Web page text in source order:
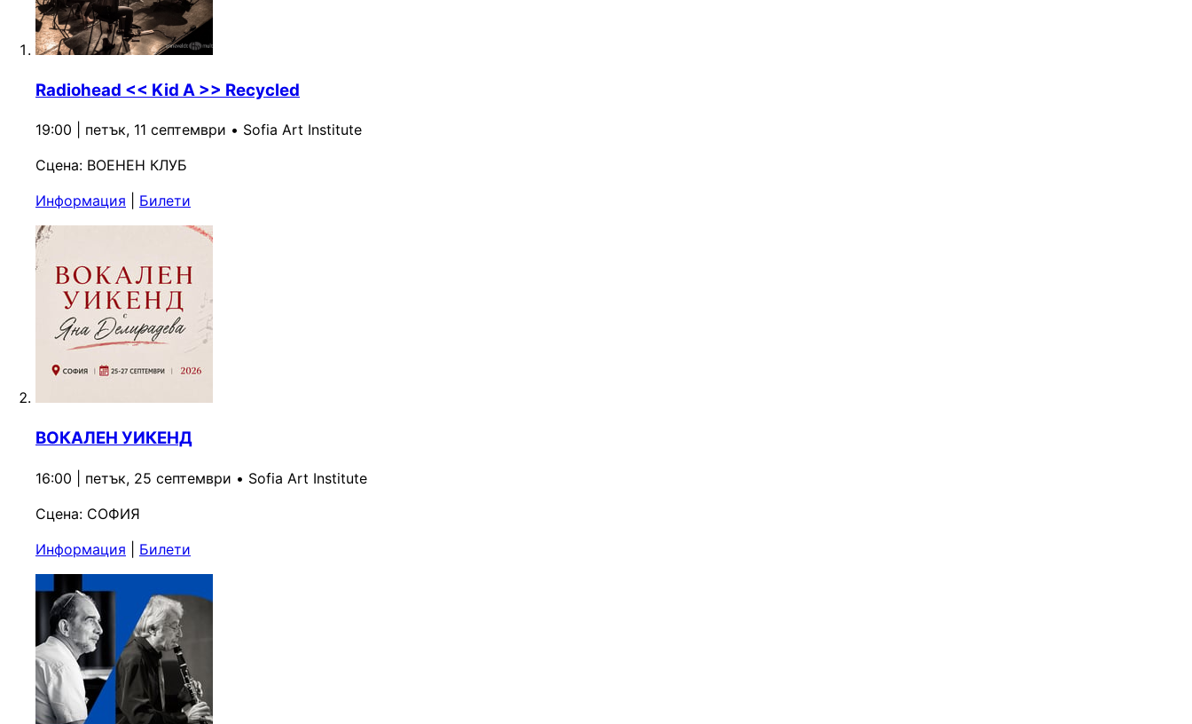
Radiohead << Kid A >> Recycled
19:00 | петък, 11 септември • Sofia Art Institute
Сцена: ВОЕНЕН КЛУБ
Информация
Билети
ВОКАЛЕН УИКЕНД
16:00 | петък, 25 септември • Sofia Art Institute
Сцена: СОФИЯ
Информация
Билети